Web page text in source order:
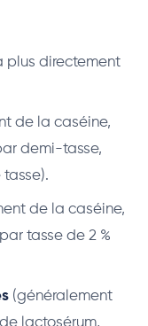
plus directement
de la caséine,
demi-tasse,
tasse).
de la caséine,
tasse de 2 %
(généralement
lactosérum,